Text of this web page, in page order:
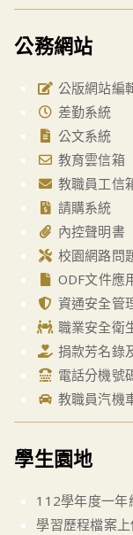
公務網站
公版網站編
差勤系統
公文系統
教育雲信箱
教職員工信
請購系統
內控聲明書
校園網路問
ODF文件應
資通安全管
職業安全衛
捐款芳名錄
電話分機號
教職員汽機
學生園地
112學年度一年
學習歷程檔案